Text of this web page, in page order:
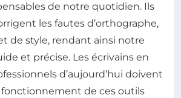
de notre quotidien. Ils
les fautes d’orthographe,
de style, rendant ainsi notre
et précise. Les écrivains en
d’aujourd’hui doivent
de ces outils